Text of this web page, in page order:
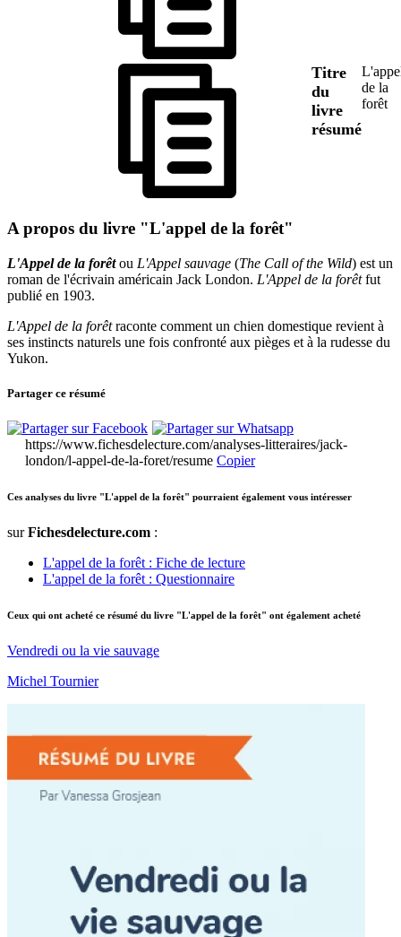
Titre
du
livre
résumé
de la
forêt
A propos du livre "L'appel de la forêt"
L'Appel de la forêtou L'Appel sauvage (The Call of the Wild) est un
roman de l'écrivain américain Jack London. L'Appel de la forêtfut
publié en 1903.
L'Appel de la forêtraconte comment un chien domestique revient à
ses instincts naturels une fois confronté aux pièges et à la rudesse du
Yukon.
Partager ce résumé
https://www.fichesdelecture.com/analyses-litteraires/jack-
london/l-appel-de-la-foret/resume Copier
Ces analyses du livre "L'appel de la forêt" pourraient également vous intéresser
surFichesdelecture.com :
L'appel de la forêt : Fiche de lecture
L'appel de la forêt : Questionnaire
Ceux qui ont acheté ce résumé du livre "L'appel de la forêt" ont également acheté
Vendredi ou la vie sauvage
Michel Tournier